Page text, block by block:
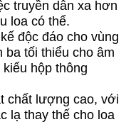
truyền dẫn xa hơn
loa có thể.
độc đáo cho vùng
ba tối thiểu cho âm
hộp thông
chất lượng cao, với
lạ thay thế cho loa